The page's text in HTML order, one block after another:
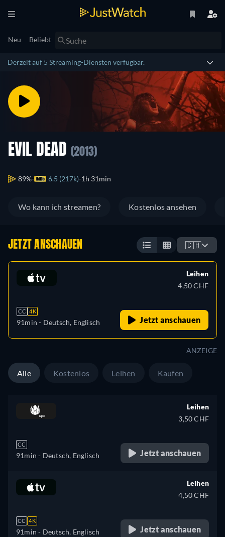
Neu Beliebt
Derzeit auf 5 Streaming-Diensten verfügbar.
EVIL DEAD (2013)
89% 6.5 (217k) 1h 31min
Wo kann ich streamen? Kostenlos ansehen
JETZT ANSCHAUEN 🇨🇭
CC 4K
91min - Deutsch, Englisch
Leihen
4,50 CHF
Jetzt anschauen
ANZEIGE
Alle Kostenlos Leihen Kaufen
CC
91min - Deutsch, Englisch
Leihen
3,50 CHF
Jetzt anschauen
CC 4K
91min - Deutsch, Englisch
Leihen
4,50 CHF
Jetzt anschauen